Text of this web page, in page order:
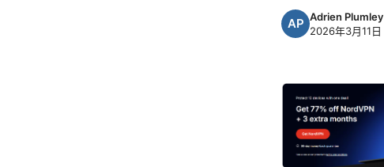
Adrien Plumley
2026年3月11日